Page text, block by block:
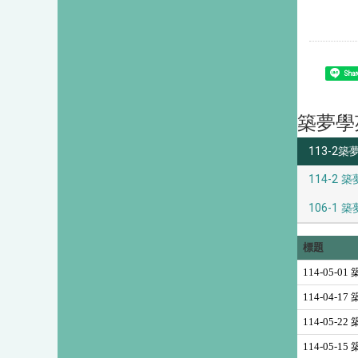
築夢
113-2築
114-2 築
106-1 築
標題
114-05-01
114-04-17
114-05-22
114-05-15